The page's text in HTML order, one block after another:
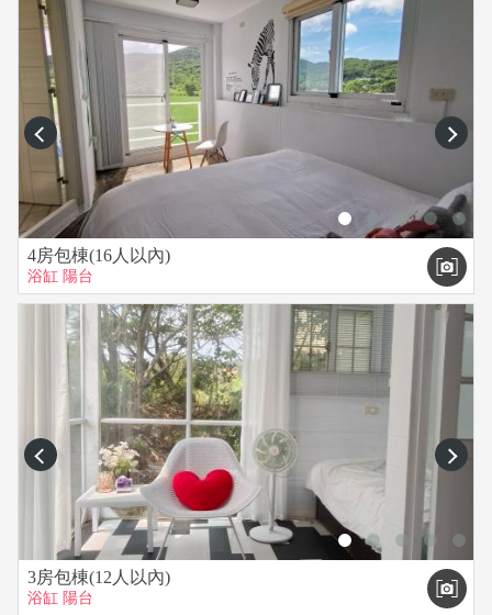
prev next
4房包棟(16人以內)
浴缸 陽台
prev next
3房包棟(12人以內)
浴缸 陽台